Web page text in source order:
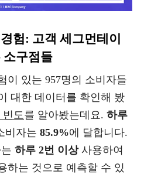
험: 고객 세그먼테이
소구점들
이 있는 957명의 소비자들
대한 데이터를 확인해 봤
빈도를 알아봤는데요. 하루
비자는 85.9%에 달합니다.
하루 2번 이상사용하여
하는 것으로 예측할 수 있